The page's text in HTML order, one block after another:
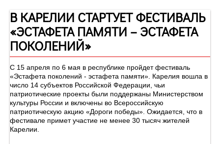
В КАРЕЛИИ СТАРТУЕТ ФЕСТИВАЛЬ
«ЭСТАФЕТА ПАМЯТИ – ЭСТАФЕТА
ПОКОЛЕНИЙ»
С 15 апреля по 6 мая в республике пройдет фестиваль
«Эстафета поколений - эстафета памяти». Карелия вошла в
число 14 субъектов Российской Федерации, чьи
патриотические проекты были поддержаны Министерством
культуры России и включены во Всероссийскую
патриотическую акцию «Дороги победы». Ожидается, что в
фестивале примет участие не менее 30 тысяч жителей
Карелии.